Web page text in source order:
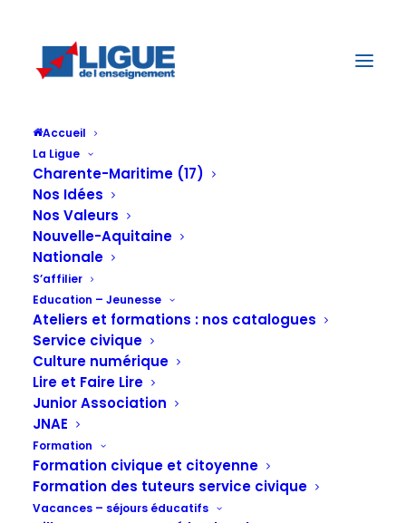
Accueil
La Ligue
Charente-Maritime (17)
Nos Idées
Nos Valeurs
Nouvelle-Aquitaine
Nationale
S’affilier
Education – Jeunesse
Ateliers et formations : nos catalogues
Service civique
Culture numérique
Lire et Faire Lire
Junior Association
JNAE
Formation
Formation civique et citoyenne
Formation des tuteurs service civique
Vacances – séjours éducatifs
La LIGUE de
l'enseignement
17 appelle à
combattre plus